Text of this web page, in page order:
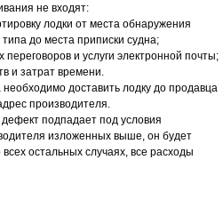
не входят:
лодки от места обнаружения
до места приписки судна;
и услуги электронной почты;
и затрат времени.
доставить лодку до продавца
производителя.
подпадает под условия
изложенных выше, он будет
остальных случаях, все расходы
66А
63